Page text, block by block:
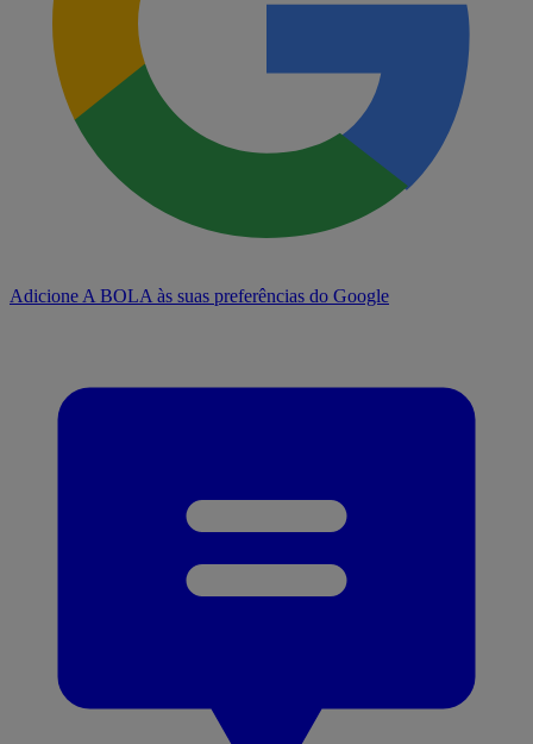
Adicione A BOLA às suas preferências do Google